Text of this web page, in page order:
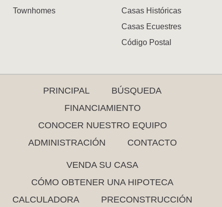
Townhomes
Casas Históricas
Casas Ecuestres
Código Postal
PRINCIPAL
BÚSQUEDA
FINANCIAMIENTO
CONOCER NUESTRO EQUIPO
ADMINISTRACIÓN
CONTACTO
VENDA SU CASA
CÓMO OBTENER UNA HIPOTECA
CALCULADORA
PRECONSTRUCCIÓN